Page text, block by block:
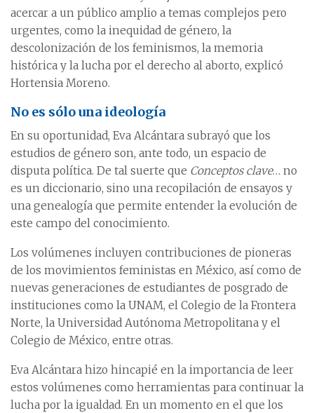
acercar a un público amplio a temas complejos pero
urgentes, como la inequidad de género, la
descolonización de los feminismos, la memoria
histórica y la lucha por el derecho al aborto, explicó
Hortensia Moreno.
No es sólo una ideología
En su oportunidad, Eva Alcántara subrayó que los
estudios de género son, ante todo, un espacio de
disputa política. De tal suerte que Conceptos clave… no
es un diccionario, sino una recopilación de ensayos y
una genealogía que permite entender la evolución de
este campo del conocimiento.
Los volúmenes incluyen contribuciones de pioneras
de los movimientos feministas en México, así como de
nuevas generaciones de estudiantes de posgrado de
instituciones como la UNAM, el Colegio de la Frontera
Norte, la Universidad Autónoma Metropolitana y el
Colegio de México, entre otras.
Eva Alcántara hizo hincapié en la importancia de leer
estos volúmenes como herramientas para continuar la
lucha por la igualdad. En un momento en el que los